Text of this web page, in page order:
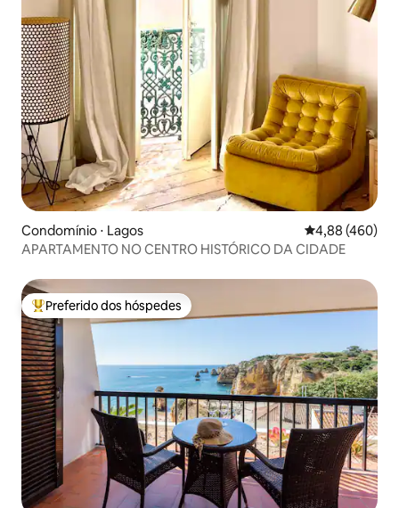
Condomínio ⋅ Lagos 4,88 de uma
4,88 (460)
APARTAMENTO NO CENTRO HISTÓRICO DA CIDADE
Entre os melhores preferidos dos hóspedes
Preferido dos hóspedes